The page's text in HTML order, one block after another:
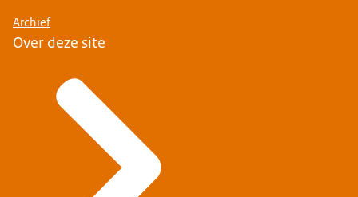
Archief
Over deze site